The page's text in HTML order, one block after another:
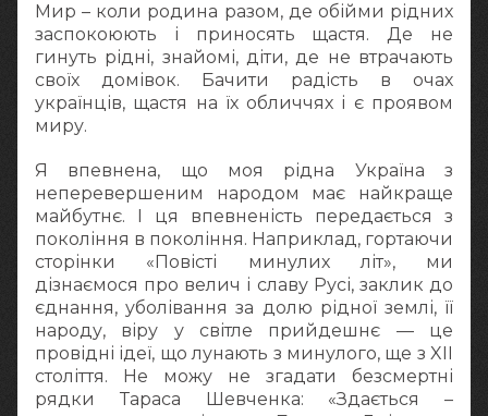
Мир – коли родина разом, де обійми рідних
заспокоюють і приносять щастя. Де не
гинуть рідні, знайомі, діти, де не втрачають
своїх домівок. Бачити радість в очах
українців, щастя на їх обличчях і є проявом
миру.
Я впевнена, що моя рідна Україна з
неперевершеним народом має найкраще
майбутнє. І ця впевненість передається з
покоління в покоління. Наприклад, гортаючи
сторінки «Повісті минулих літ», ми
дізнаємося про велич і славу Русі, заклик до
єднання, уболівання за долю рідної землі, її
народу, віру у світле прийдешнє — це
провідні ідеї, що лунають з минулого, ще з XІІ
століття. Не можу не згадати безсмертні
рядки Тараса Шевченка: «Здається –